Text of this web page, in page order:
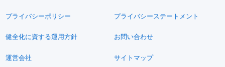
プライバシーポリシー プライバシーステートメント
健全化に資する運用方針 お問い合わせ
運営会社 サイトマップ